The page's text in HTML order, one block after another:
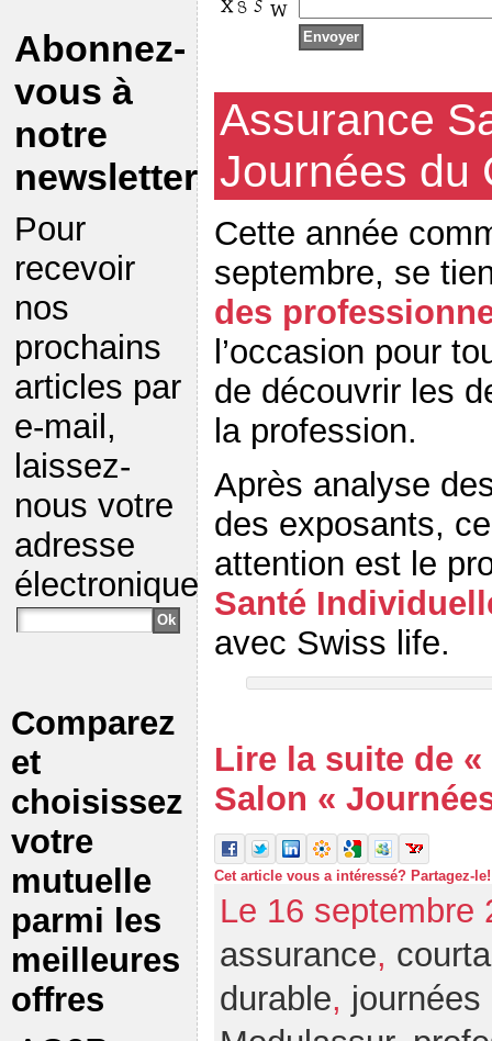
Abonnez-
vous à
notre
newsletter
Pour
recevoir
nos
prochains
articles par
e-mail,
laissez-
nous votre
adresse
électronique
Comparez
et
choisissez
votre
mutuelle
parmi les
meilleures
offres
Assurance
Journées du
Cette année
septembre, se
des
l’occasion pour
de découvrir les
la profession.
Après analyse
des exposants,
attention est le
Santé
avec Swiss life.
Lire la suite de
Salon «
Cet article vous a intéressé? Partagez-le!
Le 16 septembre
assurance,
durable,